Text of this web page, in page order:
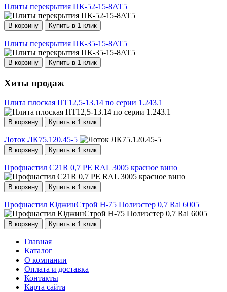
Плиты перекрытия ПК-52-15-8АТ5
В корзину Купить в 1 клик
Плиты перекрытия ПК-35-15-8АТ5
В корзину Купить в 1 клик
Хиты продаж
Плита плоская ПТ12,5-13.14 по серии 1.243.1
В корзину Купить в 1 клик
Лоток ЛК75.120.45-5
В корзину Купить в 1 клик
Профнастил С21R 0,7 PE RAL 3005 красное вино
В корзину Купить в 1 клик
Профнастил ЮджинСтрой Н-75 Полиэстер 0,7 Ral 6005
В корзину Купить в 1 клик
Главная
Каталог
О компании
Оплата и доставка
Контакты
Карта сайта